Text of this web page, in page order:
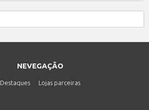
NEVEGAÇÃO
Destaques Lojas parceiras